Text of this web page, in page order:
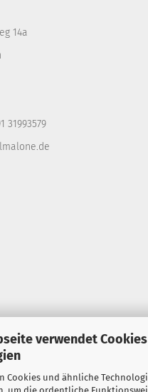
verwendet
Cookies und ähnliche
um die ordentliche
14a
31993579